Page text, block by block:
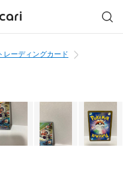
レーディングカード